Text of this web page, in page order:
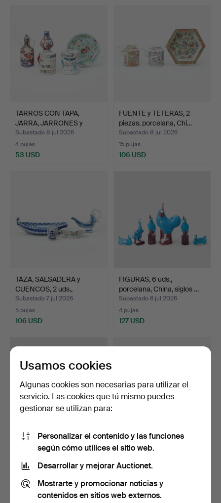
TARROS CON TAPA,
JARRA, JARRONES y
FUENTES…
Subastado 8 jul 2026
4 pujas
53 USD
FUENTE y TETERAS, 2
piezas, porcelana, Chi…
Subastado 8 jul 2026
15 pujas
106 USD
TAZA, SALSADERA y
CUENCOS, 2 uds.,
porcela…
Subastado 7 jul 2026
5 pujas
106 USD
FIGURAS, 6 uds.,
porcelana, China, siglos …
Subastado 6 jul 2026
4 pujas
127 USD
FUENTES HONDAS, 3 uds.,
y PLATO, porcelana…
Subastado 5 jul 2026
537 USD
FUENTES PARA ASADO, un
Subastado 5 jul 2026
159 USD
Usamos cookies
Algunas cookies son necesarias para utilizar el
servicio. Las cookies que tú mismo puedes
gestionar se utilizan para:
Personalizar el contenido y las funciones
según cómo utilices el sitio web.
Desarrollar y mejorar Auctionet.
Mostrarte y promocionar noticias y
contenidos en sitios web externos.